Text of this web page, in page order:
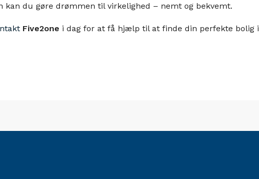
kan du gøre drømmen til virkelighed – nemt og bekvemt.
Five2one i dag for at få hjælp til at finde din perfekte bolig i